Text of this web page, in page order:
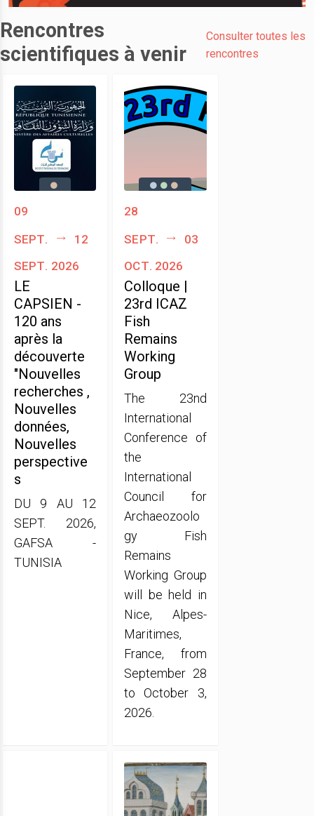
Rencontres
scientifiques à venir
Consulter toutes les
rencontres
09
sept.
12
sept. 2026
LE
CAPSIEN -
120 ans
après la
découverte
"Nouvelles
recherches ,
Nouvelles
données,
Nouvelles
perspective
s
DU 9 AU 12
SEPT. 2026,
GAFSA -
TUNISIA
28
sept.
03
oct. 2026
Colloque |
23rd ICAZ
Fish
Remains
Working
Group
The 23nd
International
Conference of
the
International
Council for
Archaeozoolo
gy Fish
Remains
Working Group
will be held in
Nice, Alpes-
Maritimes,
France, from
September 28
to October 3,
2026.